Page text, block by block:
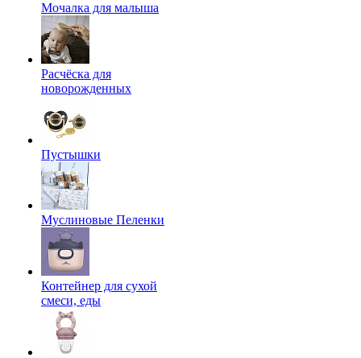
Мочалка для малыша
Расчёска для
новорожденных
Пустышки
Муслиновые Пеленки
Контейнер для сухой
смеси, еды